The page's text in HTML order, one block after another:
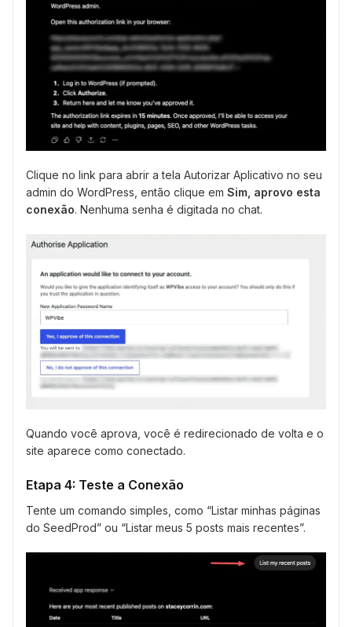
Clique no link para abrir a tela Autorizar Aplicativo no seu
admin do WordPress, então clique em Sim, aprovo esta
conexão. Nenhuma senha é digitada no chat.
Quando você aprova, você é redirecionado de volta e o
site aparece como conectado.
Etapa 4: Teste a Conexão
Tente um comando simples, como “Listar minhas páginas
do SeedProd” ou “Listar meus 5 posts mais recentes”.